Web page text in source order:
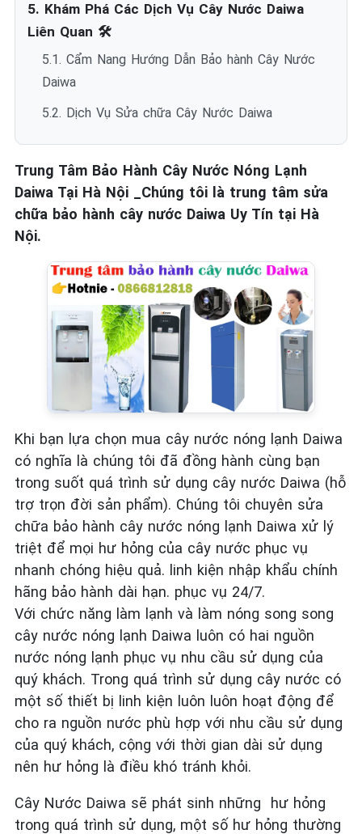
5. Khám Phá Các Dịch Vụ Cây Nước Daiwa
Liên Quan 🛠️
5.1. Cẩm Nang Hướng Dẫn Bảo hành Cây Nước
Daiwa
5.2. Dịch Vụ Sửa chữa Cây Nước Daiwa
Trung Tâm Bảo Hành Cây Nước Nóng Lạnh
Daiwa Tại Hà Nội _Chúng tôi là trung tâm sửa
chữa bảo hành cây nước Daiwa Uy Tín tại Hà
Nội.
Khi bạn lựa chọn mua cây nước nóng lạnh Daiwa
có nghĩa là chúng tôi đã đồng hành cùng bạn
trong suốt quá trình sử dụng cây nước Daiwa (hỗ
trợ trọn đời sản phẩm). Chúng tôi chuyên sửa
chữa bảo hành cây nước nóng lạnh Daiwa xử lý
triệt để mọi hư hỏng của cây nước phục vụ
nhanh chóng hiệu quả. linh kiện nhập khẩu chính
hãng bảo hành dài hạn. phục vụ 24/7.
Với chức năng làm lạnh và làm nóng song song
cây nước nóng lạnh Daiwa luôn có hai nguồn
nước nóng lạnh phục vụ nhu cầu sử dụng của
quý khách. Trong quá trình sử dụng cây nước có
một số thiết bị linh kiện luôn luôn hoạt động để
cho ra nguồn nước phù hợp với nhu cầu sử dụng
của quý khách, cộng với thời gian dài sử dụng
nên hư hỏng là điều khó tránh khỏi.
Cây Nước Daiwa sẽ phát sinh những hư hỏng
trong quá trình sử dụng, một số hư hỏng thường